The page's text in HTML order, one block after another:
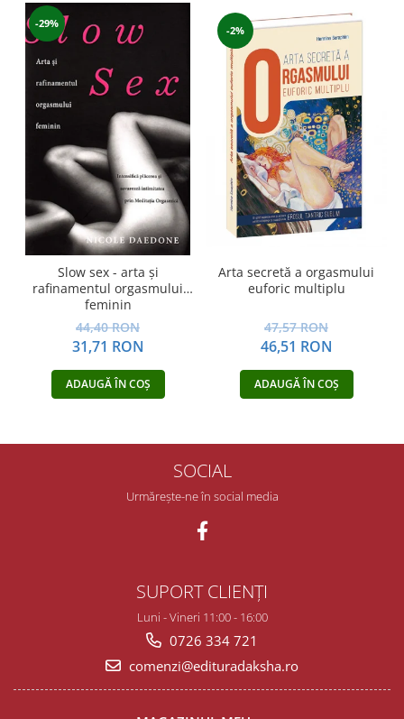
-29%
Slow sex - arta şi
rafinamentul orgasmului
feminin
44,40 RON
31,71 RON
ADAUGĂ ÎN COȘ
-2%
Arta secretă a orgasmului
euforic multiplu
47,57 RON
46,51 RON
ADAUGĂ ÎN COȘ
SOCIAL
Urmărește-ne în social media
SUPORT CLIENȚI
Luni - Vineri 11:00 - 16:00
0726 334 721
comenzi@edituradaksha.ro